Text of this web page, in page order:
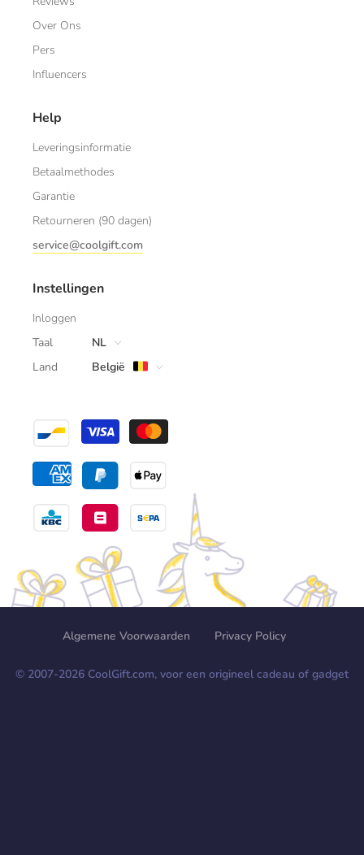
Over Ons
Pers
Influencers
Help
Leveringsinformatie
Betaalmethodes
Garantie
Retourneren (90 dagen)
service@coolgift.com
Instellingen
Inloggen
Taal
NL
Land
België
Algemene Voorwaarden Privacy Policy
© 2007-2026 CoolGift.com, voor een origineel cadeau of gadget